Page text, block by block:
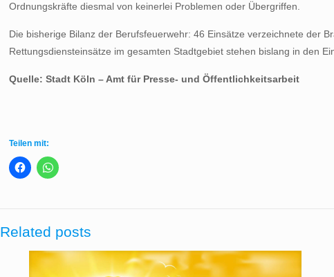
Ordnungskräfte diesmal von keinerlei Problemen oder Übergriffen.
Die bisherige Bilanz der Berufsfeuerwehr: 46 Einsätze verzeichnete der
Rettungsdiensteinsätze im gesamten Stadtgebiet stehen bislang in den
Quelle: Stadt Köln – Amt für Presse- und Öffentlichkeitsarbeit
Teilen mit:
Related posts